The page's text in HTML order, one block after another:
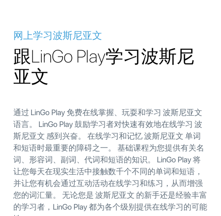
网上学习波斯尼亚文
跟LinGo Play学习波斯尼
亚文
通过 LinGo Play 免费在线掌握、玩耍和学习 波斯尼亚文
语言。 LinGo Play 鼓励学习者对快速有效地在线学习 波
斯尼亚文 感到兴奋。 在线学习和记忆 波斯尼亚文 单词
和短语时最重要的障碍之一。 基础课程为您提供有关名
词、形容词、副词、代词和短语的知识。 LinGo Play 将
让您每天在现实生活中接触数千个不同的单词和短语，
并让您有机会通过互动活动在线学习和练习，从而增强
您的词汇量。 无论您是 波斯尼亚文 的新手还是经验丰富
的学习者，LinGo Play 都为各个级别提供在线学习的可能